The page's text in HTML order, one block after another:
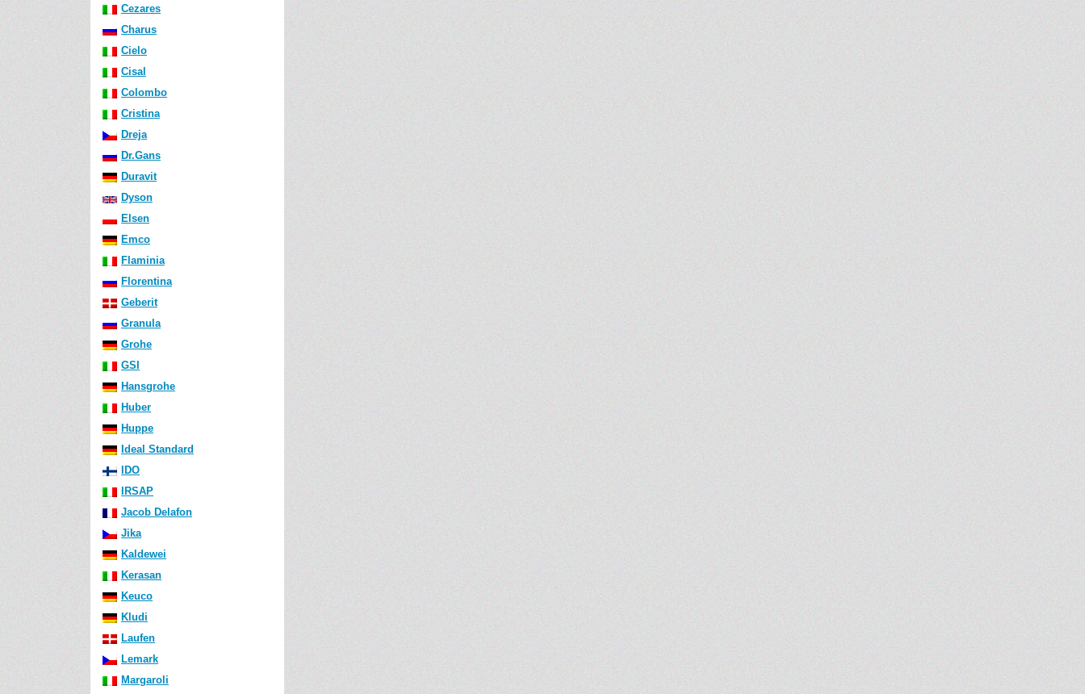
Cezares
Charus
Cielo
Cisal
Colombo
Cristina
Dreja
Dr.Gans
Duravit
Dyson
Elsen
Emco
Flaminia
Florentina
Geberit
Granula
Grohe
GSI
Hansgrohe
Huber
Huppe
Ideal Standard
IDO
IRSAP
Jacob Delafon
Jika
Kaldewei
Kerasan
Keuco
Kludi
Laufen
Lemark
Margaroli